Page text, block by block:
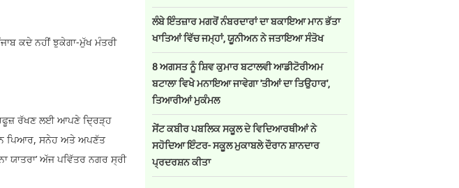
ਕਦੇ ਨਹੀਂ ਝੁਕੇਗਾ-ਮੁੱਖ ਮੰਤਰੀ
ਰੱਖਣ ਲਈ ਆਪਣੇ ਦ੍ਰਿੜ੍ਹ
ਪਿਆਰ, ਸਨੇਹ ਅਤੇ ਅਪਣੱਤ
ਯਾਤਰਾ’ ਅੱਜ ਪਵਿੱਤਰ ਨਗਰ ਸ੍ਰੀ
ਲੰਬੇ ਇੰਤਜ਼ਾਰ ਮਗਰੋਂ ਨੰਬਰਦਾਰਾਂ ਦਾ ਬਕਾਇਆ ਮਾਨ ਭੱਤਾ
ਖਾਤਿਆਂ ਵਿੱਚ ਜਮ੍ਹਾਂ, ਯੂਨੀਅਨ ਨੇ ਜਤਾਇਆ ਸੰਤੋਖ
8 ਅਗਸਤ ਨੂੰ ਸ਼ਿਵ ਕੁਮਾਰ ਬਟਾਲਵੀ ਆਡੀਟੋਰੀਅਮ
ਬਟਾਲਾ ਵਿਖੇ ਮਨਾਇਆ ਜਾਵੇਗਾ 'ਤੀਆਂ ਦਾ ਤਿਉਹਾਰ',
ਤਿਆਰੀਆਂ ਮੁਕੰਮਲ
ਸੇਂਟ ਕਬੀਰ ਪਬਲਿਕ ਸਕੂਲ ਦੇ ਵਿਦਿਆਰਥੀਆਂ ਨੇ
ਸਹੋਦਿਆ ਇੰਟਰ- ਸਕੂਲ ਮੁਕਾਬਲੇ ਦੌਰਾਨ ਸ਼ਾਨਦਾਰ
ਪ੍ਰਦਰਸ਼ਨ ਕੀਤਾ